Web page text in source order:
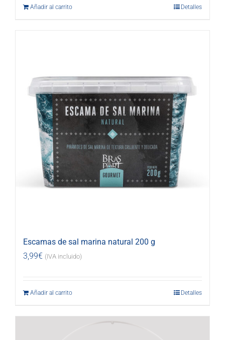
Añadir al carrito Detalles
Escamas de sal marina natural 200 g
3,99€ (IVA incluido)
Añadir al carrito Detalles